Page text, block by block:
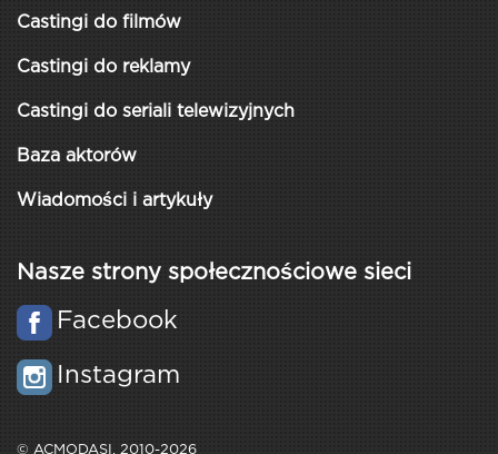
Castingi do filmów
Castingi do reklamy
Castingi do seriali telewizyjnych
Baza aktorów
Wiadomości i artykuły
Nasze strony społecznościowe sieci
Facebook
Instagram
© ACMODASI, 2010-2026